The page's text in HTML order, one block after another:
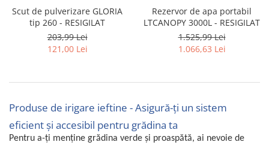
Textile si covoare
Uscatoare rufe
Utilaje si materiale de constructii
Accesorii tablete
Telefoane Mobile & accesorii
Wearable & Gadgeturi
Electrocasnice & Climatizare
Scut de pulverizare GLORIA
tip 260 - RESIGILAT
203,99 Lei
121,00 Lei
Rezervor de apa portabil
LTCANOPY 3000L - RESIGILAT
1.525,99 Lei
1.066,63 Lei
Produse de irigare ieftine - Asigură-ți un sistem
eficient și accesibil pentru grădina ta
Pentru a-ți menține grădina verde și proaspătă, ai nevoie de